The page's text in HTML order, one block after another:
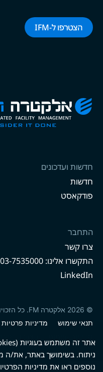
הצטרפו ל-‌‌IFM‌‌
חדשות ועדכונים
חדשות
פודקאסט
התחבר
צרו קשר
התקשרו אלינו: 03-7535000
LinkedIn
© 2026 אלקטרה FM. כל הזכויות שמורות.
תנאי שימוש
מדיניות פרטיות
גרסה עברית גרסה אנגלית
ניתוח. בשימושך באתר, את/ה
נוספים ראו את מדיניות